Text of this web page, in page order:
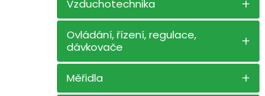
Vzduchotechnika
Ovládání, řízení, regulace,
dávkovače
Měřidla